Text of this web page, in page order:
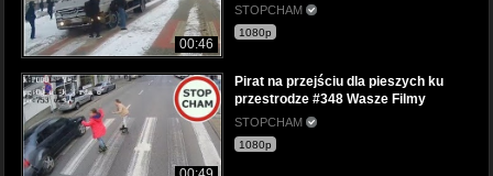
00:46
STOPCHAM
1080p
Pirat na przejściu dla pieszych ku
przestrodze #348 Wasze Filmy
STOPCHAM
1080p